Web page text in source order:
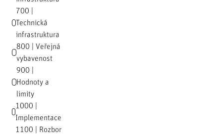
700 |
Technická
infrastruktura
800 | Veřejná
vybavenost
900 |
Hodnoty a
limity
1000 |
Implementace
1100 | Rozbor